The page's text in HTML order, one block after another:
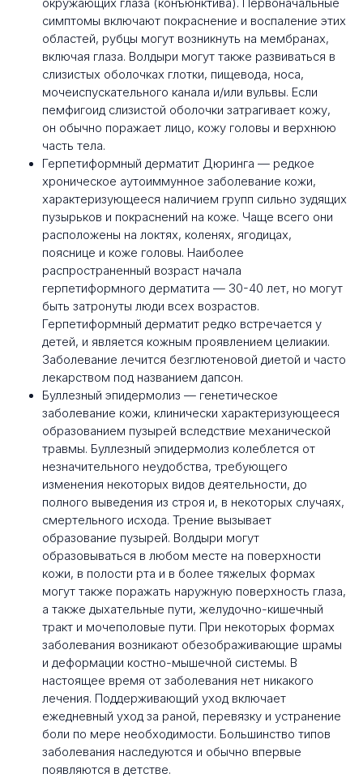
окружающих глаза (конъюнктива). Первоначальные
симптомы включают покраснение и воспаление этих
областей, рубцы могут возникнуть на мембранах,
включая глаза. Волдыри могут также развиваться в
слизистых оболочках глотки, пищевода, носа,
мочеиспускательного канала и/или вульвы. Если
пемфигоид слизистой оболочки затрагивает кожу,
он обычно поражает лицо, кожу головы и верхнюю
часть тела.
Герпетиформный дерматит Дюринга — редкое
хроническое аутоиммунное заболевание кожи,
характеризующееся наличием групп сильно зудящих
пузырьков и покраснений на коже. Чаще всего они
расположены на локтях, коленях, ягодицах,
пояснице и коже головы. Наиболее
распространенный возраст начала
герпетиформного дерматита — 30-40 лет, но могут
быть затронуты люди всех возрастов.
Герпетиформный дерматит редко встречается у
детей, и является кожным проявлением целиакии.
Заболевание лечится безглютеновой диетой и часто
лекарством под названием дапсон.
Буллезный эпидермолиз — генетическое
заболевание кожи, клинически характеризующееся
образованием пузырей вследствие механической
травмы. Буллезный эпидермолиз колеблется от
незначительного неудобства, требующего
изменения некоторых видов деятельности, до
полного выведения из строя и, в некоторых случаях,
смертельного исхода. Трение вызывает
образование пузырей. Волдыри могут
образовываться в любом месте на поверхности
кожи, в полости рта и в более тяжелых формах
могут также поражать наружную поверхность глаза,
а также дыхательные пути, желудочно-кишечный
тракт и мочеполовые пути. При некоторых формах
заболевания возникают обезображивающие шрамы
и деформации костно-мышечной системы. В
настоящее время от заболевания нет никакого
лечения. Поддерживающий уход включает
ежедневный уход за раной, перевязку и устранение
боли по мере необходимости. Большинство типов
заболевания наследуются и обычно впервые
появляются в детстве.